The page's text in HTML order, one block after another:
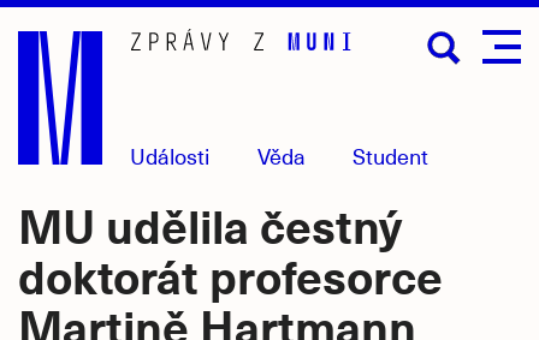
Přejít
hlavní
obsah
Události Věda Student
MU udělila čestný
doktorát profesorce
Martině Hartmann